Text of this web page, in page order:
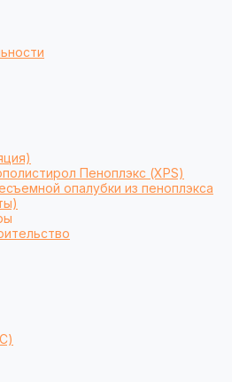
Пеноплэкс (XPS)
опалубки из пеноплэкса